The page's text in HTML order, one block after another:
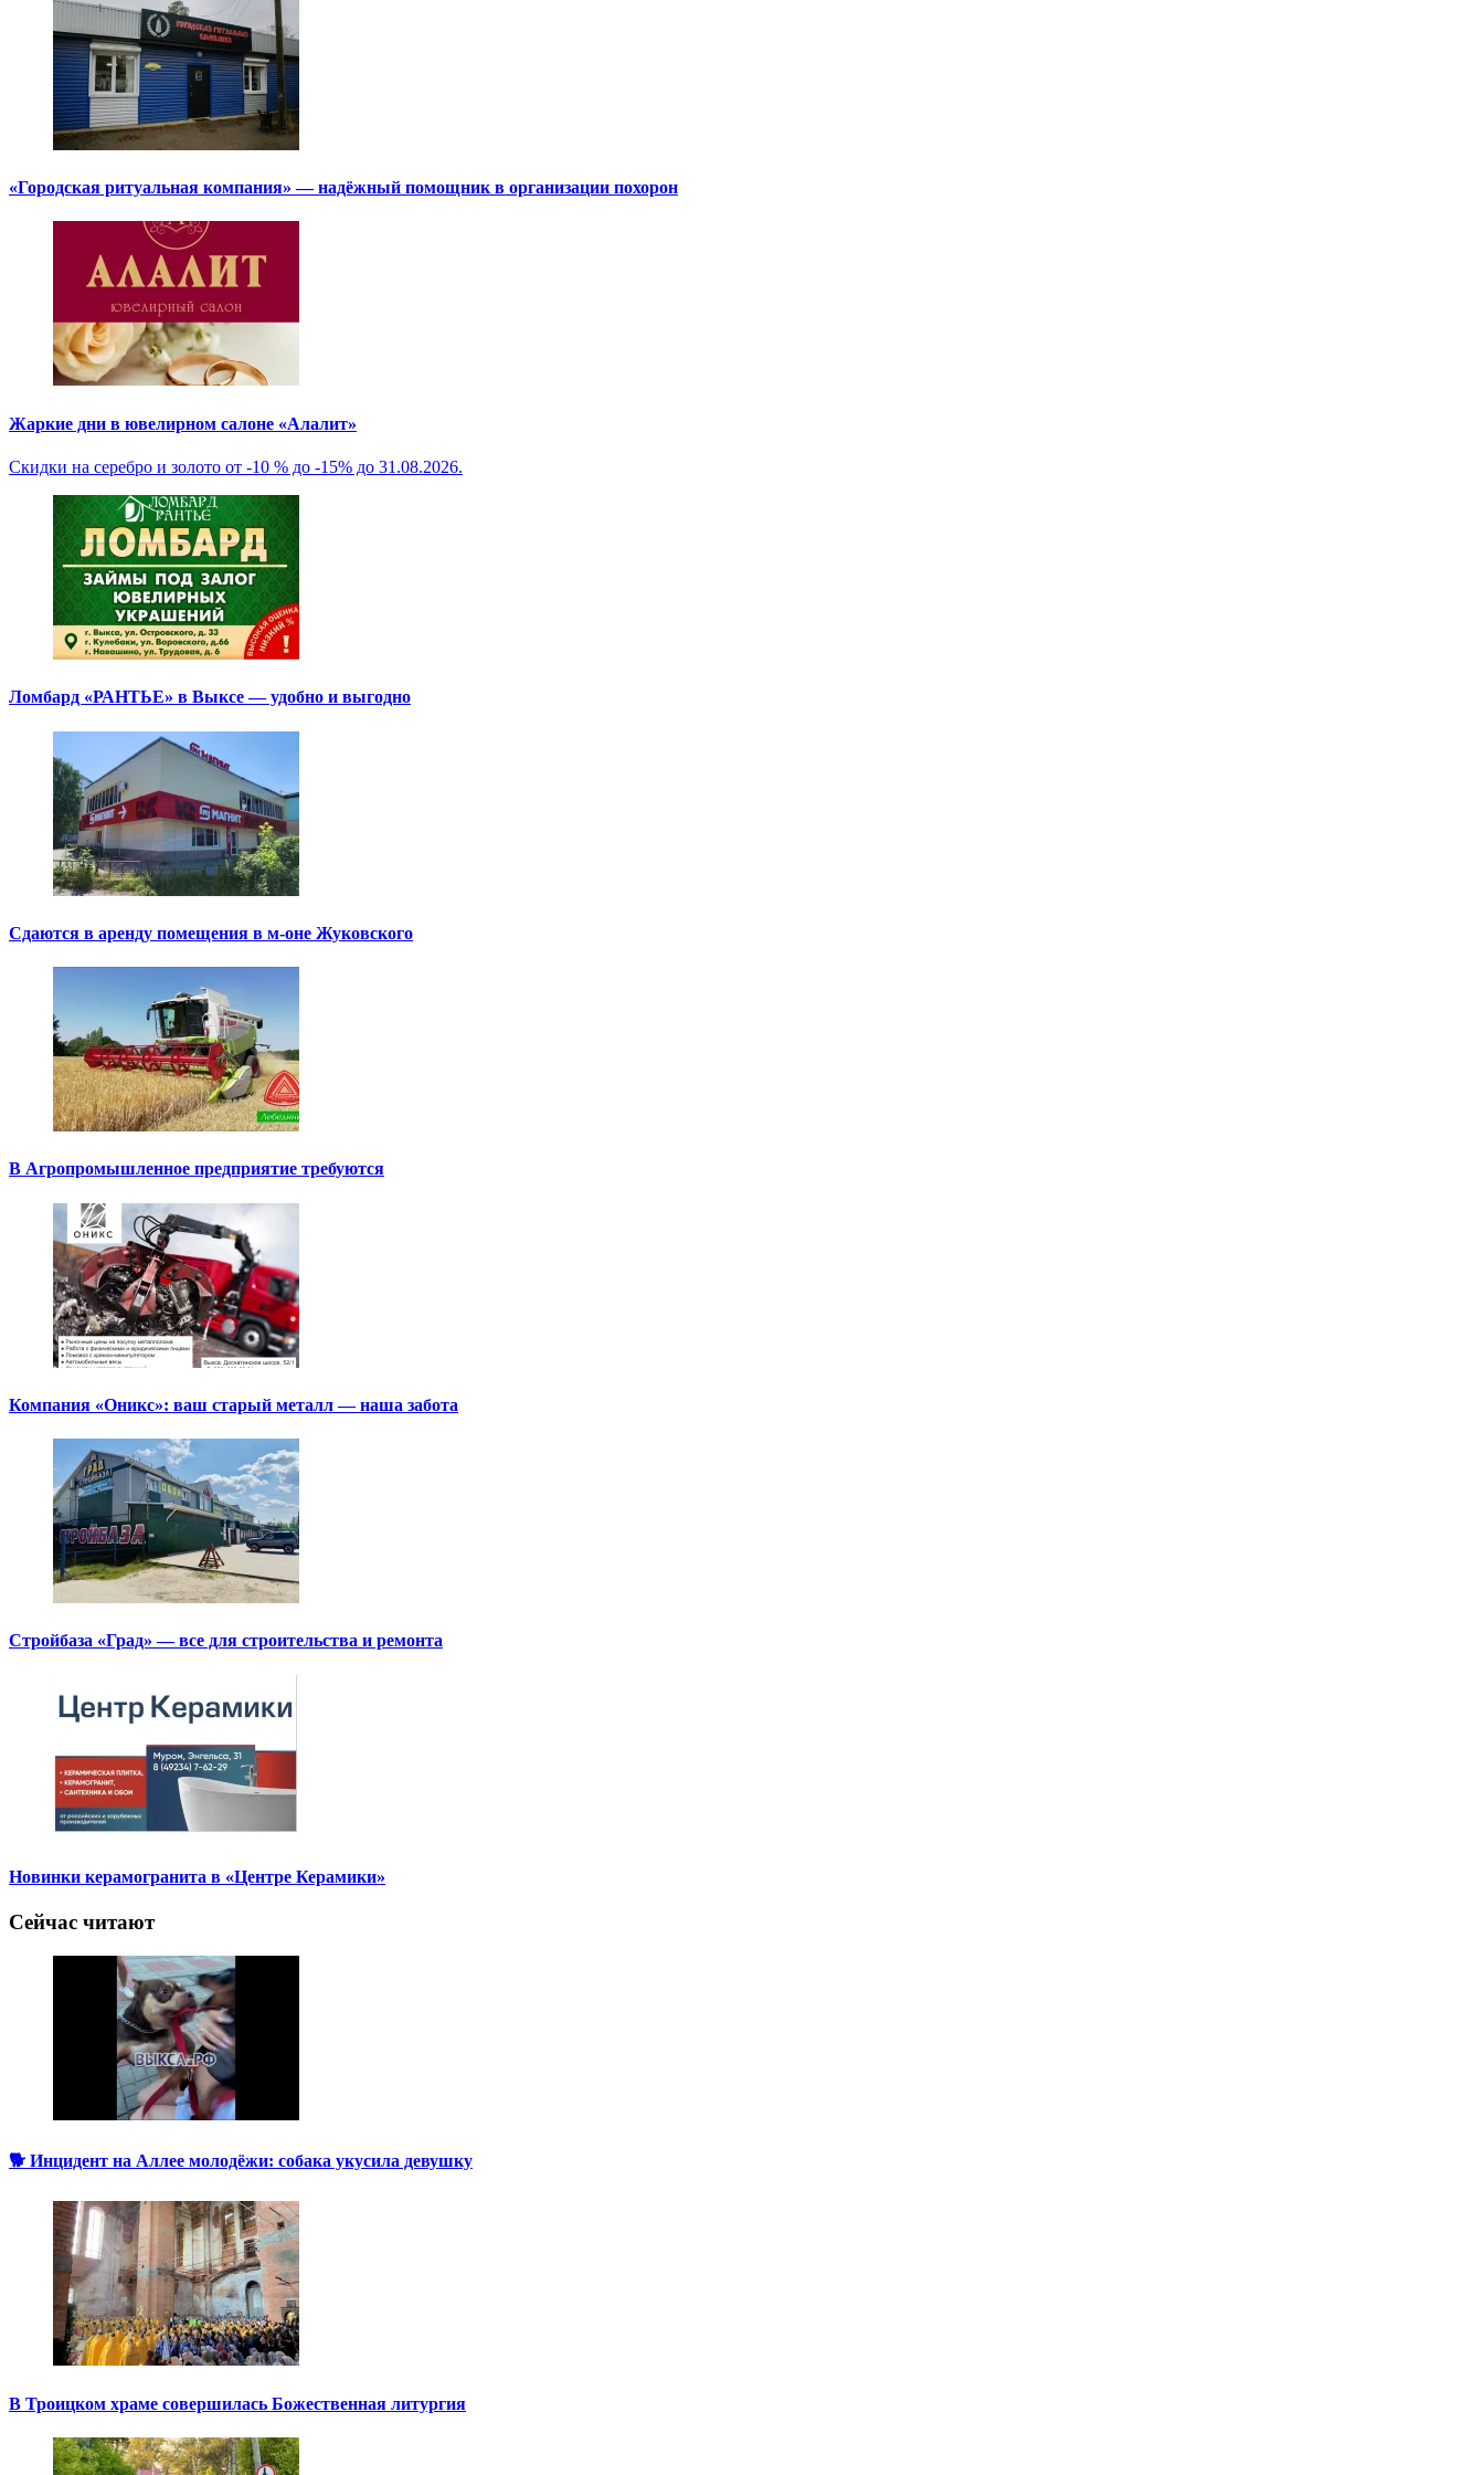
«Городская ритуальная компания» — надёжный помощник в организации похорон
Жаркие дни в ювелирном салоне «Алалит»
Скидки на серебро и золото от -10 % до -15% до 31.08.2026.
Ломбард «РАНТЬЕ» в Выксе — удобно и выгодно
Сдаются в аренду помещения в м-оне Жуковского
В Агропромышленное предприятие требуются
Компания «Оникс»: ваш старый металл — наша забота
Стройбаза «Град» — все для строительства и ремонта
Новинки керамогранита в «Центре Керамики»
Сейчас читают
🐕 Инцидент на Аллее молодёжи: собака укусила девушку
В Троицком храме совершилась Божественная литургия